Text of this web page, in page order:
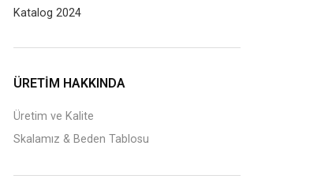
Katalog 2024
ÜRETİM HAKKINDA
Üretim ve Kalite
Skalamız & Beden Tablosu